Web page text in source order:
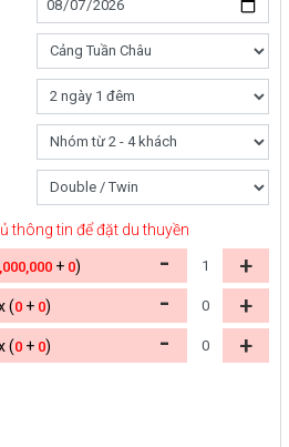
thông tin để đặt du thuyền
+ 0) - +
(0+ 0) - +
(0+ 0) - +